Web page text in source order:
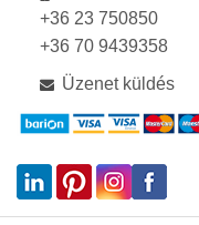
+36 23 750850
+36 70 9439358
Üzenet küldés